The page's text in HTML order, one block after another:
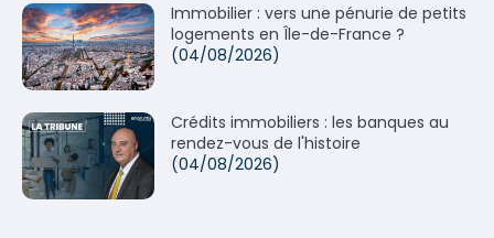
Immobilier : vers une pénurie de petits
logements en Île-de-France ?
(04/08/2026)
Crédits immobiliers : les banques au
rendez-vous de l'histoire
(04/08/2026)